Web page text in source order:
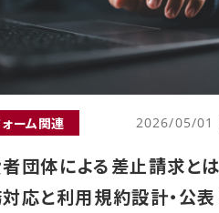
ーム関連 2026/05/01
団体による差止請求と
応と利用規約設計・公表